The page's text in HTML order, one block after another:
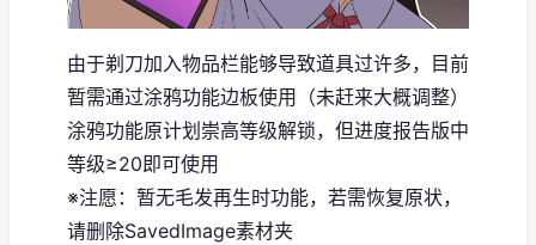
由于剃刀加入物品栏能够导致道具过许多，目前
暂需通过涂鸦功能边板使用（未赶来大概调整）
涂鸦功能原计划崇高等级解锁，但进度报告版中
等级≥20即可使用
※注愿 ：暂无毛发再生时功能，若需恢复原状，
请删除SavedImage素材夹